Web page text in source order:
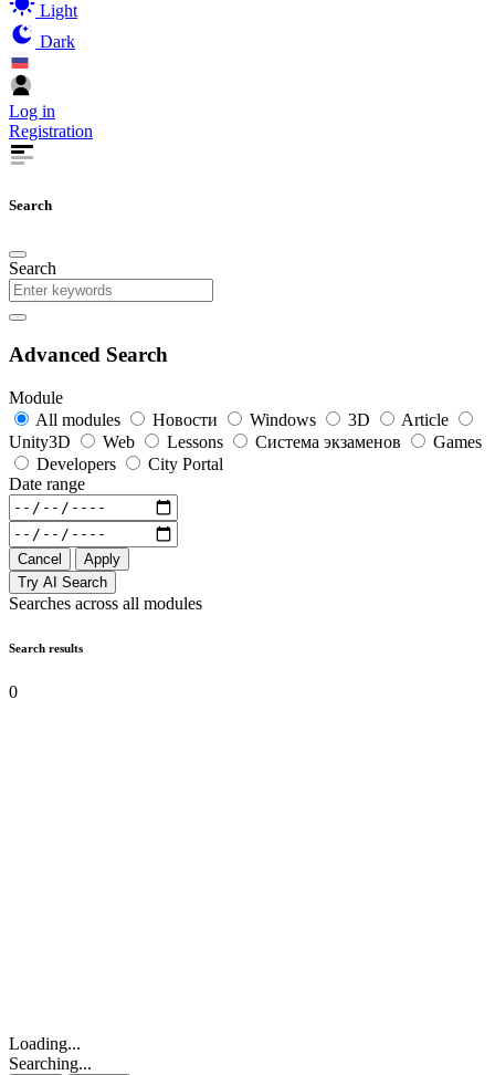
Light
Dark
Log in
Registration
Search
Search
Advanced Search
Module
All modules
Новости Windows 3D
Article
Unity3D
Web Lessons Система экзаменов
Games
Developers
City Portal
Date range
Cancel
Apply
Try AI Search
Searches across all modules
Search results
0
Loading...
Searching...